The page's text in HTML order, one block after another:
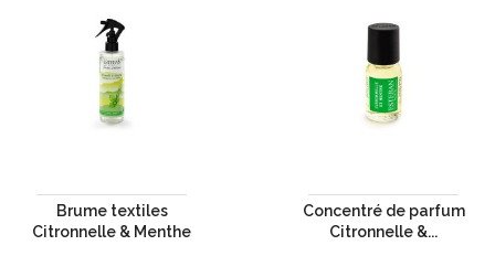
Brume textiles
Citronnelle & Menthe
Concentré de parfum
Citronnelle &...